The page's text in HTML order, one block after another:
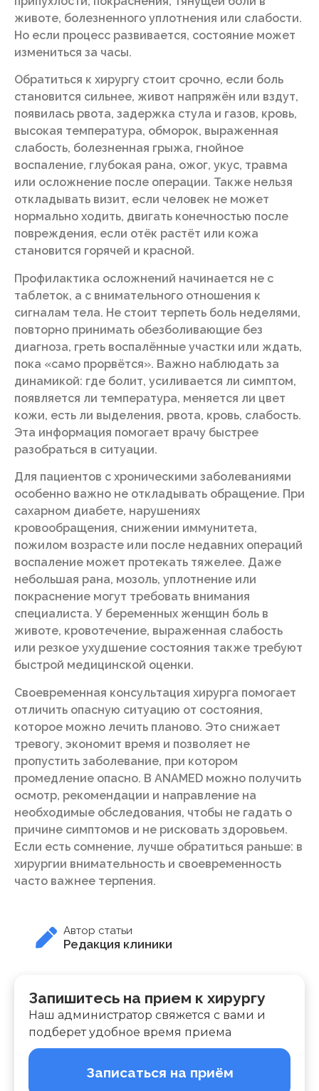
животе, болезненного уплотнения или слабости.
Но если процесс развивается, состояние может
измениться за часы.
Обратиться к хирургу стоит срочно, если боль
становится сильнее, живот напряжён или вздут,
появилась рвота, задержка стула и газов, кровь,
высокая температура, обморок, выраженная
слабость, болезненная грыжа, гнойное
воспаление, глубокая рана, ожог, укус, травма
или осложнение после операции. Также нельзя
откладывать визит, если человек не может
нормально ходить, двигать конечностью после
повреждения, если отёк растёт или кожа
становится горячей и красной.
Профилактика осложнений начинается не с
таблеток, а с внимательного отношения к
сигналам тела. Не стоит терпеть боль неделями,
повторно принимать обезболивающие без
диагноза, греть воспалённые участки или ждать,
пока «само прорвётся». Важно наблюдать за
динамикой: где болит, усиливается ли симптом,
появляется ли температура, меняется ли цвет
кожи, есть ли выделения, рвота, кровь, слабость.
Эта информация помогает врачу быстрее
разобраться в ситуации.
Для пациентов с хроническими заболеваниями
особенно важно не откладывать обращение. При
сахарном диабете, нарушениях
кровообращения, снижении иммунитета,
пожилом возрасте или после недавних операций
воспаление может протекать тяжелее. Даже
небольшая рана, мозоль, уплотнение или
покраснение могут требовать внимания
специалиста. У беременных женщин боль в
животе, кровотечение, выраженная слабость
или резкое ухудшение состояния также требуют
быстрой медицинской оценки.
Своевременная консультация хирурга помогает
отличить опасную ситуацию от состояния,
которое можно лечить планово. Это снижает
тревогу, экономит время и позволяет не
пропустить заболевание, при котором
промедление опасно. В ANAMED можно получить
осмотр, рекомендации и направление на
необходимые обследования, чтобы не гадать о
причине симптомов и не рисковать здоровьем.
Если есть сомнение, лучше обратиться раньше: в
хирургии внимательность и своевременность
часто важнее терпения.
Автор статьи
Редакция клиники
Запишитесь на прием к хирургу
Наш администратор свяжется с вами и
подберет удобное время приема
Записаться на приём